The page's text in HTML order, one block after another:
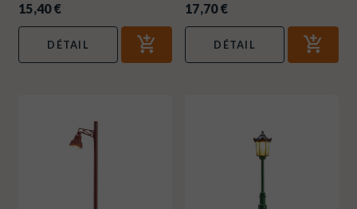
15,40 €
DÉTAIL
17,70 €
DÉTAIL